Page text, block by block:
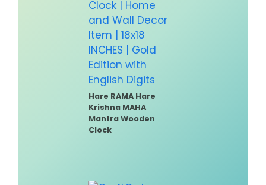
Hare RAMA Hare
Krishna MAHA
Mantra Wooden
Clock